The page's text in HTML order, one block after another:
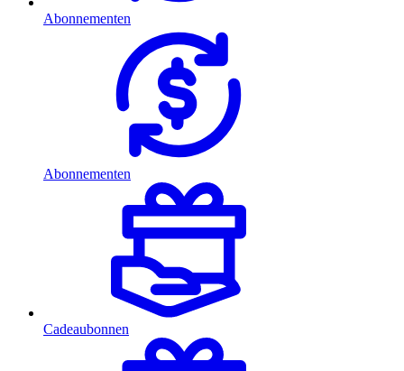
Abonnementen
Abonnementen
Cadeaubonnen